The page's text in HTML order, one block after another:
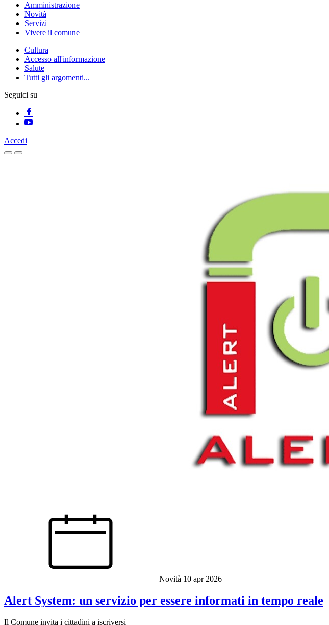
Amministrazione
Novità
Servizi
Vivere il comune
Cultura
Accesso all'informazione
Salute
Tutti gli argomenti...
Seguici su
Accedi
Homepage
Novità 10 apr 2026
Alert System: un servizio per essere informati in tempo reale
Il Comune invita i cittadini a iscriversi